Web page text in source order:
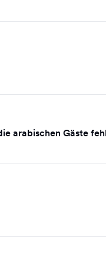
arabischen Gäste